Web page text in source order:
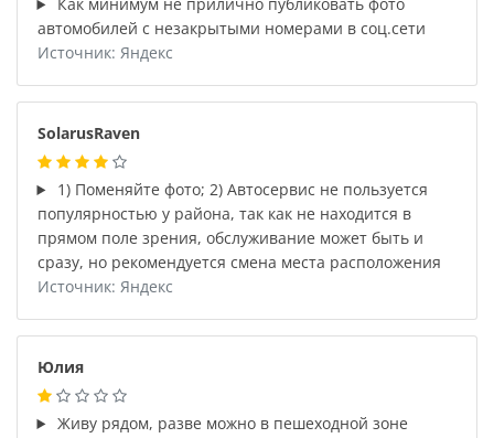
автомобилей с незакрытыми номерами в соц.сети
Источник: Яндекс
SolarusRaven
1) Поменяйте фото; 2) Автосервис не пользуется
популярностью у района, так как не находится в
прямом поле зрения, обслуживание может быть и
сразу, но рекомендуется смена места расположения
Источник: Яндекс
Юлия
Живу рядом, разве можно в пешеходной зоне